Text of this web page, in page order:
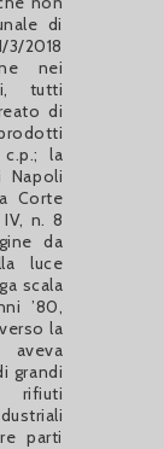
di
2018
nei
tutti
di
la
Napoli
Corte
IV, n. 8
da
luce
scala
’80,
la
grandi
rifiuti
parti